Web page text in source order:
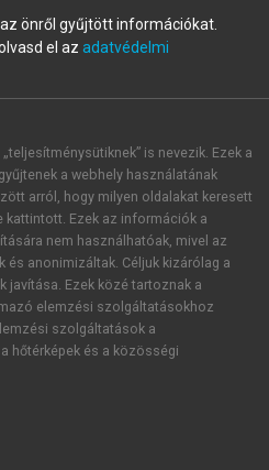
hozz létre új fiókot.
automatikusan
önről gyűjtött információkat.
el az adatvédelmi
is nevezik. Ezek a
a webhely használatának
arról, hogy milyen oldalakat keresett
kattintott. Ezek az információk a
nem használhatóak, mivel az
és anonimizáltak. Céljuk kizárólag a
javítása. Ezek közé tartoznak a
elemzési szolgáltatásokhoz
szolgáltatások a
hőtérképek és a közösségi